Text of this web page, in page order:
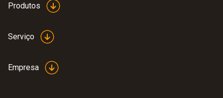
Produtos
Serviço
Empresa